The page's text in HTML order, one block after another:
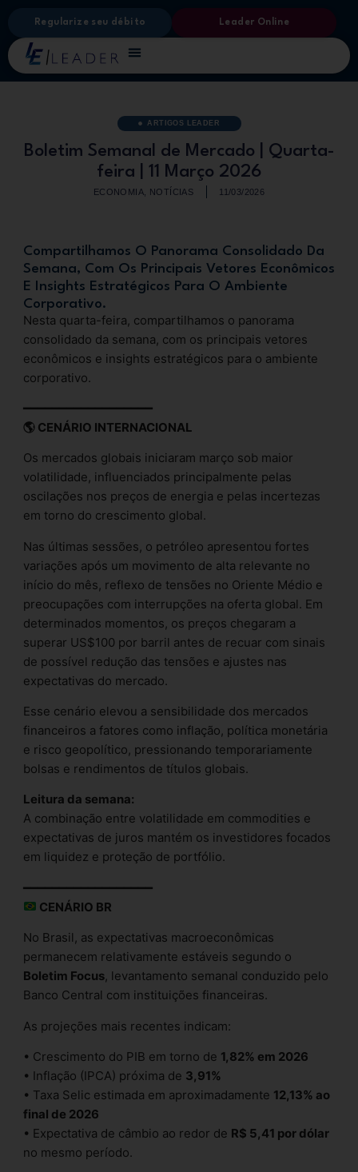
Regularize seu débito Leader Online
Boletim Semanal de Mercado | Quarta-
feira | 11 Março 2026
ECONOMIA NOTÍCIAS 11/03/2026
ARTIGOS LEADER
Compartilhamos O Panorama Consolidado Da
Semana, Com Os Principais Vetores Econômicos
E Insights Estratégicos Para O Ambiente
Corporativo.
Nesta quarta-feira, compartilhamos o panorama
consolidado da semana, com os principais vetores
econômicos e insights estratégicos para o ambiente
corporativo.
━━━━━━━━━━━━━━━━━━
🌎 CENÁRIO INTERNACIONAL
Os mercados globais iniciaram março sob maior
volatilidade, influenciados principalmente pelas
oscilações nos preços de energia e pelas incertezas
em torno do crescimento global.
Nas últimas sessões, o petróleo apresentou fortes
variações após um movimento de alta relevante no
início do mês, reflexo de tensões no Oriente Médio e
preocupações com interrupções na oferta global. Em
determinados momentos, os preços chegaram a
superar US$100 por barril antes de recuar com sinais
de possível redução das tensões e ajustes nas
expectativas do mercado.
Esse cenário elevou a sensibilidade dos mercados
financeiros a fatores como inflação, política monetária
e risco geopolítico, pressionando temporariamente
bolsas e rendimentos de títulos globais.
Leitura da semana:
A combinação entre volatilidade em commodities e
expectativas de juros mantém os investidores focados
em liquidez e proteção de portfólio.
━━━━━━━━━━━━━━━━━━
CENÁRIO BR
No Brasil, as expectativas macroeconômicas
permanecem relativamente estáveis segundo o
Boletim Focus, levantamento semanal conduzido pelo
Banco Central com instituições financeiras.
As projeções mais recentes indicam:
• Crescimento do PIB em torno de 1,82% em 2026
• Inflação (IPCA) próxima de 3,91%
• Taxa Selic estimada em aproximadamente 12,13% ao
final de 2026
• Expectativa de câmbio ao redor de R$ 5,41 por dólar
no mesmo período.